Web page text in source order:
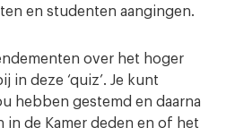
en studenten aangingen.
over het hoger
deze ‘quiz’. Je kunt
hebben gestemd en daarna
in de Kamer deden en of het